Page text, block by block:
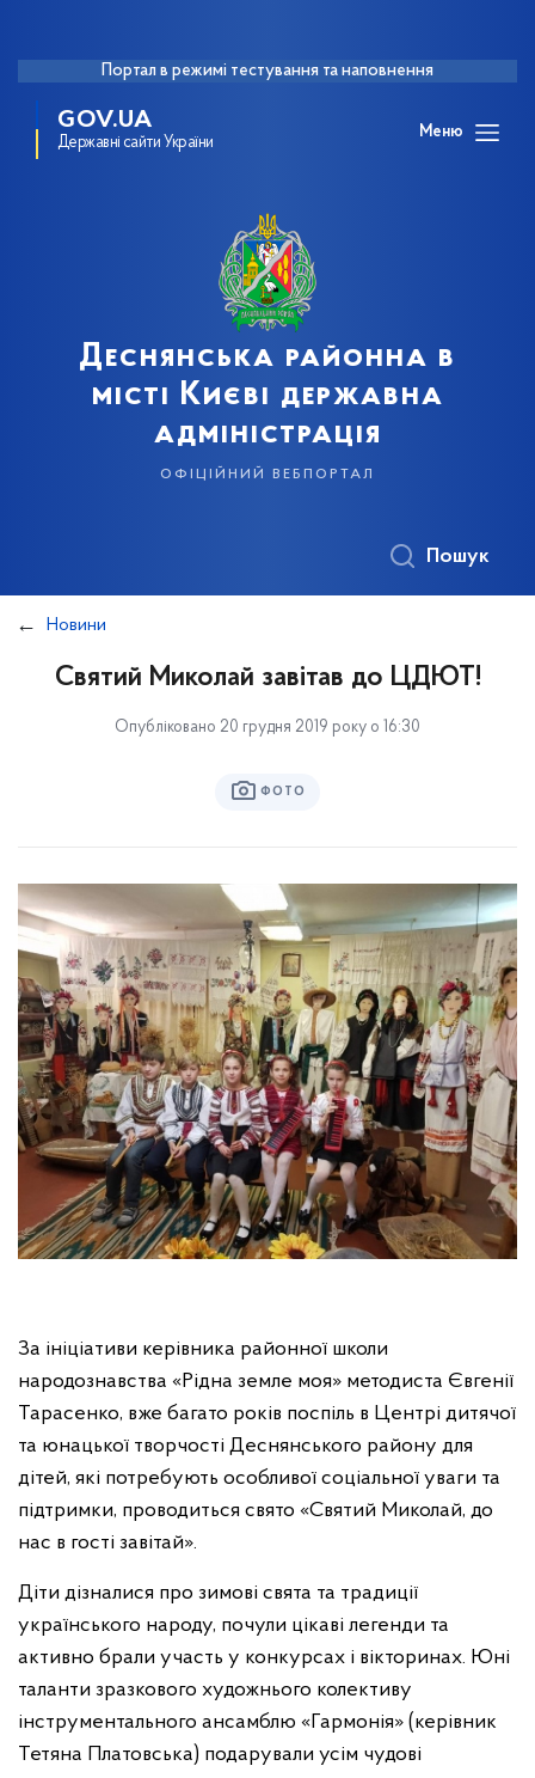
Портал в режимі тестування та наповнення
GOV.UA
Державні сайти України
Меню
Деснянська районна в
місті Києві державна
адміністрація
офіційний вебпортал
Пошук
Новини
Святий Миколай завітав до ЦДЮТ!
Опубліковано 20 грудня 2019 року о 16:30
ФОТО
За ініціативи керівника районної школи
народознавства «Рідна земле моя» методиста Євгенії
Тарасенко, вже багато років поспіль в Центрі дитячої
та юнацької творчості Деснянського району для
дітей, які потребують особливої соціальної уваги та
підтримки, проводиться свято «Святий Миколай, до
нас в гості завітай».
Діти дізналися про зимові свята та традиції
українського народу, почули цікаві легенди та
активно брали участь у конкурсах і вікторинах. Юні
таланти зразкового художнього колективу
інструментального ансамблю «Гармонія» (керівник
Тетяна Платовська) подарували усім чудові